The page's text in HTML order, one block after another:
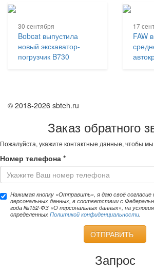
30 сентября
Bobcat выпустила
новый экскаватор-
погрузчик B730
17
FAW
© 2018-2026 sbteh.ru
Заказ обратного
Пожалуйста, укажите контактные данные, чтобы
Номер телефона *
Нажимая кнопку «Отправить», я даю своё согласие
персональных данных, в соответствии с
года №152-ФЗ «О персональных данных», на
определенных Политикой конфиденциальности
ОТПРАВИТЬ
Запрос